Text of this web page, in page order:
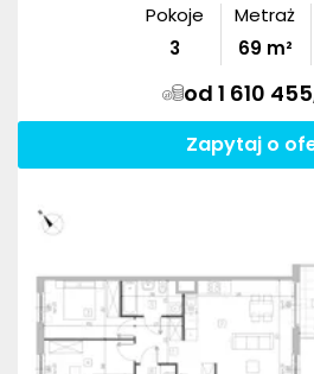
Pokoje
3
Metraż
69 m²
od 1 610
Zapytaj o